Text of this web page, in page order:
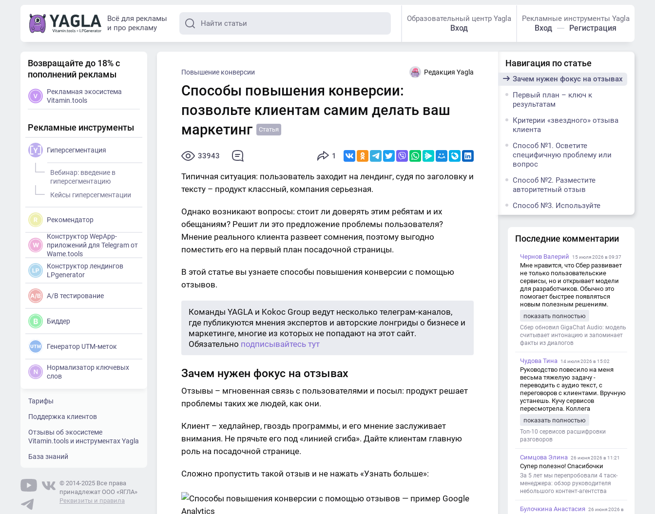
Всё для рекламы
и про рекламу
Образовательный центр Yagla
Вход
Рекламные инструменты Yagla
Вход Регистрация
Навигация по статье
Зачем нужен фокус на отзывах
Первый план – ключ к
результатам
Критерии «звездного» отзыва
клиента
Способ №1. Осветите
специфичную проблему или
вопрос
Способ №2. Разместите
авторитетный отзыв
Способ №3. Используйте
модель PAS (проблема –
Способ №4. Привлекайте
Способ №5. Покажите
пользователям лучшую
версию их самих
Заключение
Повышение конверсии Редакция Yagla
Способы повышения конверсии:
позвольте клиентам самим делать ваш
маркетинг
Статья
33943 1
Типичная ситуация: пользователь заходит на лендинг, судя по заголовку и
тексту – продукт классный, компания серьезная.
Однако возникают вопросы: стоит ли доверять этим ребятам и их
обещаниям? Решит ли это предложение проблемы пользователя?
Мнение реального клиента развеет сомнения, поэтому выгодно
поместить его на первый план посадочной страницы.
В этой статье вы узнаете способы повышения конверсии с помощью
отзывов.
Команды YAGLA и Kokoc Group ведут несколько телеграм-каналов,
где публикуются мнения экспертов и авторские лонгриды о бизнесе и
маркетинге, многие из которых не попадают на этот сайт.
Обязательно подписывайтесь тут
Зачем нужен фокус на отзывах
Отзывы – мгновенная связь с пользователями и посыл: продукт решает
проблемы таких же людей, как они.
Клиент – хедлайнер, гвоздь программы, и его мнение заслуживает
внимания. Не прячьте его под «линией сгиба». Дайте клиентам главную
роль на посадочной странице.
Сложно пропустить такой отзыв и не нажать «Узнать больше»:
Возвращайте до 18% с
пополнений рекламы
Рекламная экосистема
Vitamin.tools
Рекламные инструменты
Гиперсегментация
Вебинар: введение в
гиперсегментацию
Кейсы гиперсегментации
Рекомендатор
Конструктор WepApp-
приложений для Telegram от
Wame.tools
Конструктор лендингов
LPgenerator
A/B тестирование
Биддер
Генератор UTM-меток
Нормализатор ключевых
слов
Тарифы
Поддержка клиентов
Отзывы об экосистеме
Vitamin.tools и инструментах Yagla
База знаний
© 2014-2025 Все права
принадлежат ООО «ЯГЛА»
Реквизиты и правила
Последние комментарии
Чернов Валерий 15 июля 2026 в 09:37
Мне нравится, что Сбер развивает
не только пользовательские
сервисы, но и открывает модели
для разработчиков. Обычно это
помогает быстрее появляться
новым полезным решениям.
показать полностью
Сбер обновил GigaChat Audio: модель
считывает интонацию и запоминает
факты из диалогов
Чудова Тина 14 июля 2026 в 15:02
Руководство повесило на меня
весьма тяжелую задачу -
переводить с аудио текст, с
переговоров с клиентами. Вручную
устанешь. Кучу сервисов
пересмотрела. Коллега
хорошо переводит. Мало
редактировать по итогу. Советую.
показать полностью
Топ-10 сервисов расшифровки
разговоров
Симцова Элина 26 июня 2026 в 11:21
Супер полезно! Спасибочки
За 5 лет мы перепробовали 4 таск-
менеджера: обзор руководителя
небольшого контент-агентства
Булочкина Анастасия
26 июня 2026 в